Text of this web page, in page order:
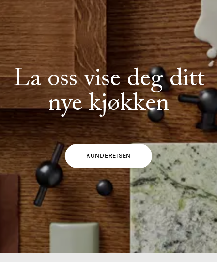
La oss vise deg ditt
nye kjøkken
KUNDEREISEN